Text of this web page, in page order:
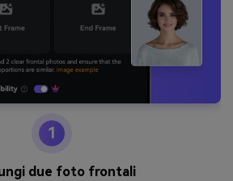
1
due foto frontali